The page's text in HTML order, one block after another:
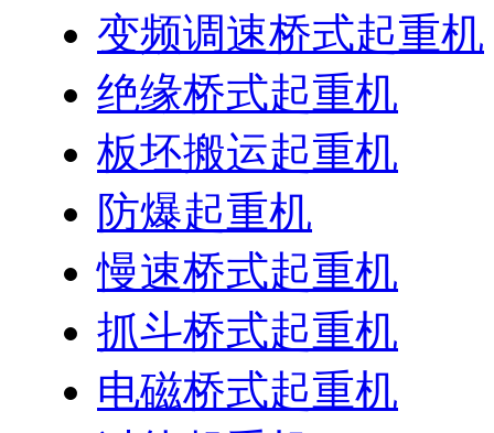
变频调速桥式起重机
绝缘桥式起重机
板坯搬运起重机
防爆起重机
慢速桥式起重机
抓斗桥式起重机
电磁桥式起重机